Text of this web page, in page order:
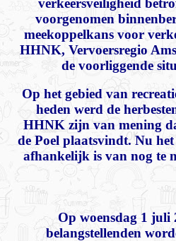
verkeersveiligheid
voorgenomen
meekoppelkans voor
HHNK, Vervoersregio
de voorliggende
Op het gebied van
heden werd de
HHNK zijn van mening
de Poel plaatsvindt. Nu
afhankelijk is van nog te
Op woensdag 1 juli
belangstellenden